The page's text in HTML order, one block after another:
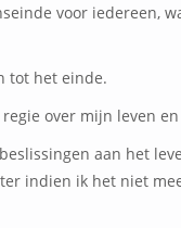
voor iedereen,
tot het einde.
regie over mijn leven
aan het
indien ik het niet